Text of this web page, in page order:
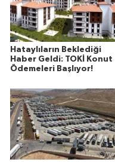
Hataylıların Beklediği
Haber Geldi: TOKİ Konut
Ödemeleri Başlıyor!